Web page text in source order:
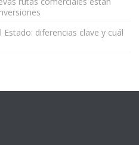
diferencias clave y cuál